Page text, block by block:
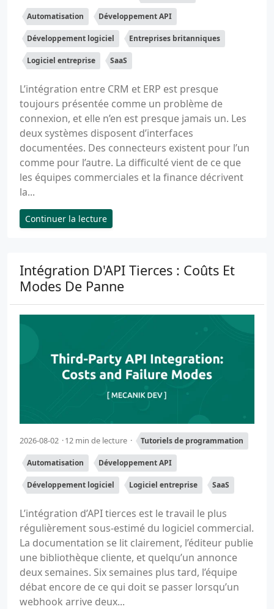
Automatisation Développement API
Développement logiciel Entreprises britanniques
Logiciel entreprise SaaS
L’intégration entre CRM et ERP est presque
toujours présentée comme un problème de
connexion, et elle n’en est presque jamais un. Les
deux systèmes disposent d’interfaces
documentées. Des connecteurs existent pour l’un
comme pour l’autre. La difficulté vient de ce que
les équipes commerciales et la finance décrivent
la...
Continuer la lecture
Intégration D'API Tierces : Coûts Et
Modes De Panne
2026-08-02 12 min de lecture Tutoriels de programmation
Automatisation Développement API
Développement logiciel Logiciel entreprise SaaS
L’intégration d’API tierces est le travail le plus
régulièrement sous-estimé du logiciel commercial.
La documentation se lit clairement, l’éditeur publie
une bibliothèque cliente, et quelqu’un annonce
deux semaines. Six semaines plus tard, l’équipe
débat encore de ce qui doit se passer lorsqu’un
webhook arrive deux...